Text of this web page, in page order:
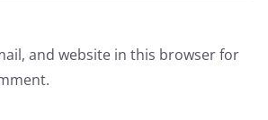
and website in this browser for